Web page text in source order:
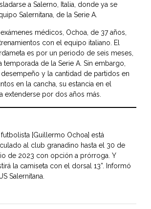
a Salerno, Italia, donde ya se
Salernitana, de la Serie A.
médicos, Ochoa, de 37 años,
con el equipo italiano. El
es por un periodo de seis meses,
temporada de la Serie A. Sin embargo,
y la cantidad de partidos en
en la cancha, su estancia en el
extenderse por dos años más.
futbolista [Guillermo Ochoa] está
al club granadino hasta el 30 de
de 2023 con opción a prórroga. Y
la camiseta con el dorsal 13”. Informó
Salernitana.